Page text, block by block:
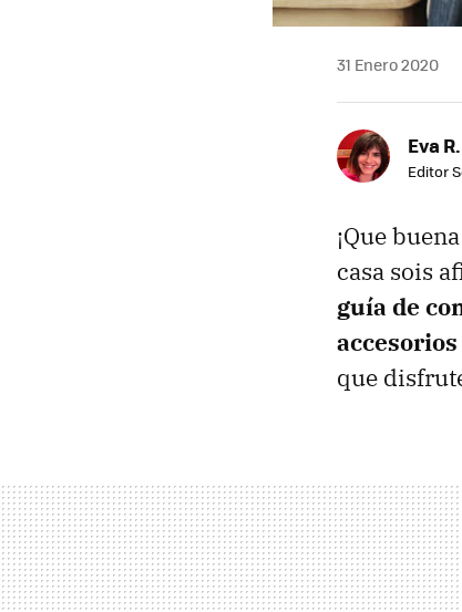
31 Enero 2020
Eva
Editor
¡Que
casa sois
guía de
accesorios
que